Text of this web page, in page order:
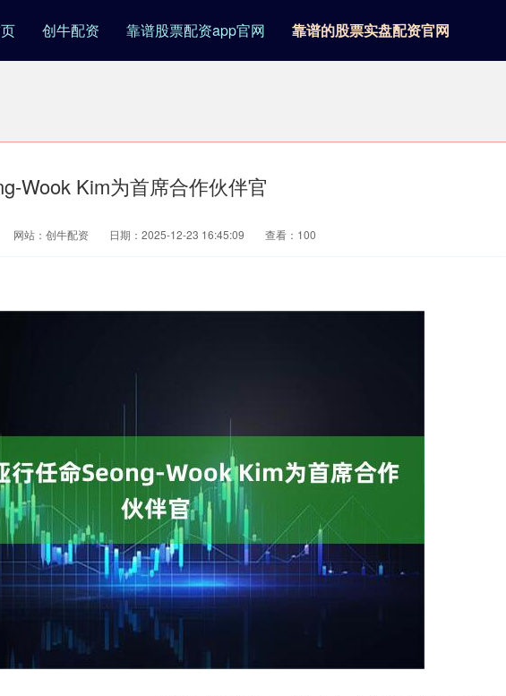
创牛配资 靠谱股票配资app官网 靠谱的股票实盘配资官网
Wook Kim为首席合作伙伴官
网站：创牛配资 日期：2025-12-23 16:45:09 查看：100
260.15 4700.62